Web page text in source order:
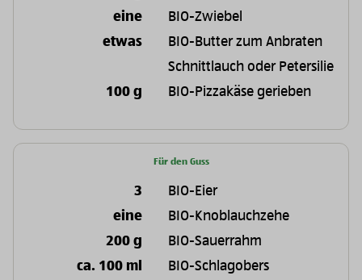
eine
BIO-Zwiebel
etwas
BIO-Butter zum Anbraten
Schnittlauch oder Petersilie
100 g
BIO-Pizzakäse gerieben
Für den Guss
3
BIO-Eier
eine
BIO-Knoblauchzehe
200 g
BIO-Sauerrahm
ca. 100 ml
BIO-Schlagobers